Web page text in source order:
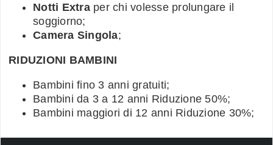
Notti Extraper chi volesse prolungare il
soggiorno;
Camera Singola;
RIDUZIONI BAMBINI
Bambini fino 3 anni gratuiti;
Bambini da 3 a 12 anni Riduzione 50%;
Bambini maggiori di 12 anni Riduzione 30%;